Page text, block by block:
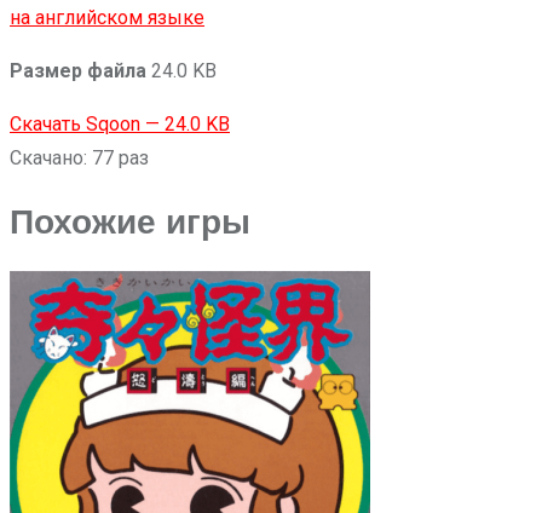
на английском языке
Размер файла 24.0 KB
Скачать Sqoon — 24.0 KB
Скачано: 77 раз
Похожие игры